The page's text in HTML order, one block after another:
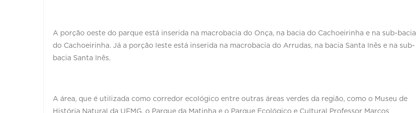
A porção oeste do parque está inserida na macrobacia do Onça, na bacia do Cachoeirinha e na sub-bacia
do Cachoeirinha. Já a porção leste está inserida na macrobacia do Arrudas, na bacia Santa Inês e na sub-
bacia Santa Inês.
A área, que é utilizada como corredor ecológico entre outras áreas verdes da região, como o Museu de
História Natural da UFMG, o Parque da Matinha e o Parque Ecológico e Cultural Professor Marcos